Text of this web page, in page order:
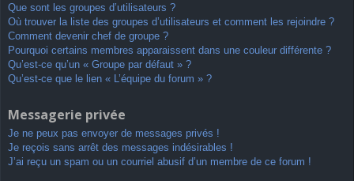
Que sont les groupes d’utilisateurs ?
Où trouver la liste des groupes d’utilisateurs et comment les rejoindre ?
Comment devenir chef de groupe ?
Pourquoi certains membres apparaissent dans une couleur différente ?
Qu’est-ce qu’un « Groupe par défaut » ?
Qu’est-ce que le lien « L’équipe du forum » ?
Messagerie privée
Je ne peux pas envoyer de messages privés !
Je reçois sans arrêt des messages indésirables !
J’ai reçu un spam ou un courriel abusif d’un membre de ce forum !